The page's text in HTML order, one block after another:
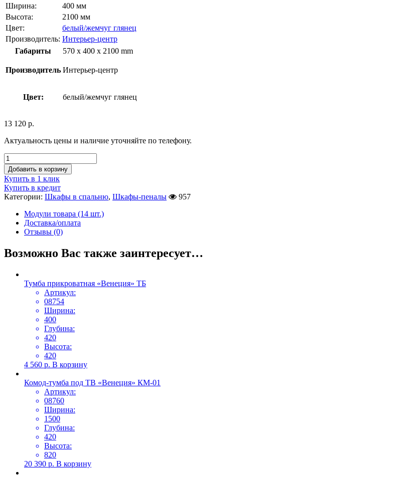
Ширина:
400 мм
Высота:
2100 мм
Цвет:
белый/жемчуг глянец
Производитель: Интерьер-центр
Габариты
570 x 400 x 2100 mm
Производитель Интерьер-центр
Цвет: белый/жемчуг глянец
13 120 р.
Актуальность цены и наличие уточняйте по телефону.
Добавить в корзину
Купить в 1 клик
Купить в кредит
Категории: Шкафы в спальню, Шкафы-пеналы
957
Модули товара (14 шт.)
Доставка/оплата
Отзывы (0)
Возможно Вас также заинтересует…
Тумба прикроватная «Венеция» ТБ
Артикул:
08754
Ширина:
400
Глубина:
420
Высота:
420
4 560 р. В корзину
Комод-тумба под ТВ «Венеция» КМ-01
Артикул:
08760
Ширина:
1500
Глубина:
420
Высота:
820
20 390 р. В корзину